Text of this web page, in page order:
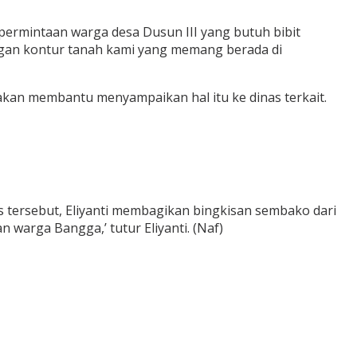
warga desa Dusun III yang butuh bibit
kontur tanah kami yang memang berada di
membantu menyampaikan hal itu ke dinas terkait.
tersebut, Eliyanti membagikan bingkisan sembako dari
warga Bangga,’ tutur Eliyanti. (Naf)